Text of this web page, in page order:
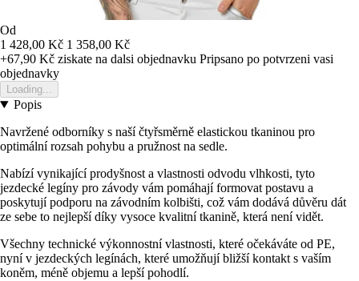
Od
1 428,00 Kč 1 358,00 Kč
+67,90 Kč ziskate na dalsi objednavku Pripsano po potvrzeni vasi
objednavky
Loading...
Popis
Navržené odborníky s naší čtyřsměrně elastickou tkaninou pro
optimální rozsah pohybu a pružnost na sedle.
Nabízí vynikající prodyšnost a vlastnosti odvodu vlhkosti, tyto
jezdecké legíny pro závody vám pomáhají formovat postavu a
poskytují podporu na závodním kolbišti, což vám dodává důvěru dát
ze sebe to nejlepší díky vysoce kvalitní tkanině, která není vidět.
Všechny technické výkonnostní vlastnosti, které očekáváte od PE,
nyní v jezdeckých legínách, které umožňují bližší kontakt s vaším
koněm, méně objemu a lepší pohodlí.